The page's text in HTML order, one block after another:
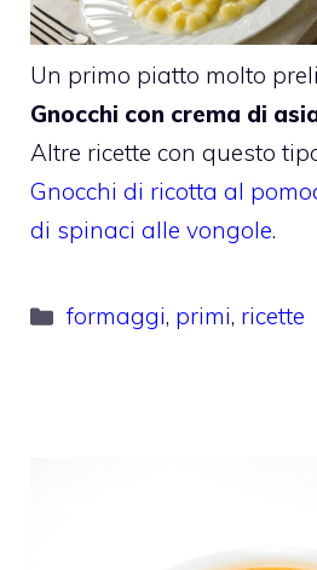
Un primo piatto molto
Gnocchi con crema di
Altre ricette con questo
Gnocchi di ricotta al
di spinaci alle vongole.
Categorie
formaggi, primi, ricette